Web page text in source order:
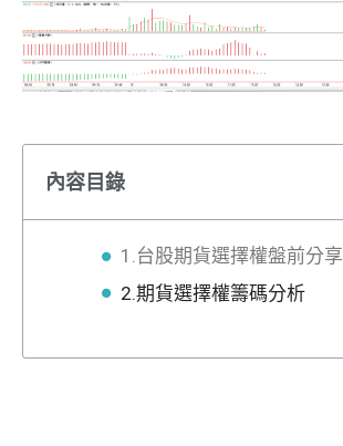
內容目錄
1.台股期貨選擇權盤前分享
2.期貨選擇權籌碼分析